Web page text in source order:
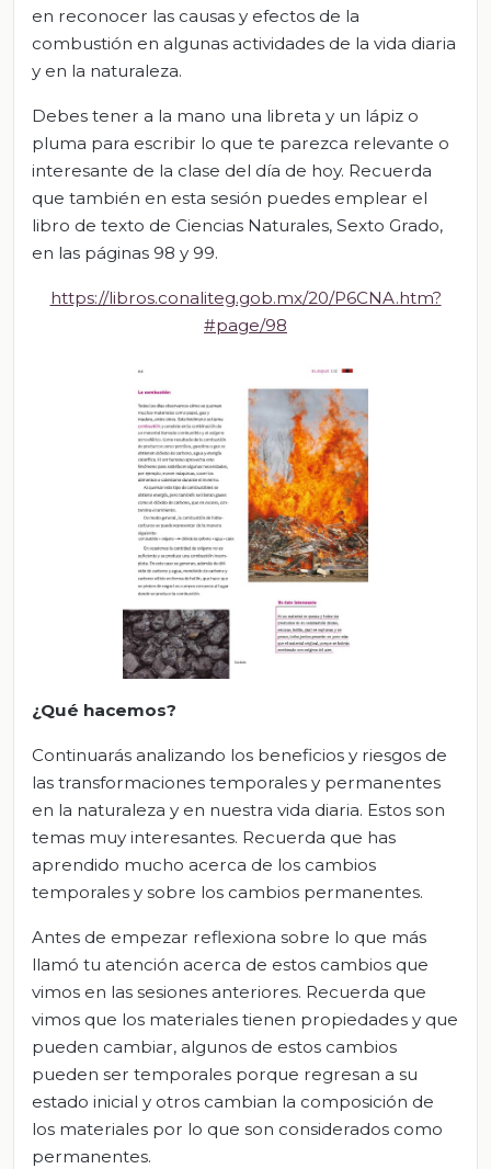
en reconocer las causas y efectos de la
combustión en algunas actividades de la vida diaria
y en la naturaleza.
Debes tener a la mano una libreta y un lápiz o
pluma para escribir lo que te parezca relevante o
interesante de la clase del día de hoy. Recuerda
que también en esta sesión puedes emplear el
libro de texto de Ciencias Naturales, Sexto Grado,
en las páginas 98 y 99.
https://libros.conaliteg.gob.mx/20/P6CNA.htm?
#page/98
¿Qué hacemos?
Continuarás analizando los beneficios y riesgos de
las transformaciones temporales y permanentes
en la naturaleza y en nuestra vida diaria. Estos son
temas muy interesantes. Recuerda que has
aprendido mucho acerca de los cambios
temporales y sobre los cambios permanentes.
Antes de empezar reflexiona sobre lo que más
llamó tu atención acerca de estos cambios que
vimos en las sesiones anteriores. Recuerda que
vimos que los materiales tienen propiedades y que
pueden cambiar, algunos de estos cambios
pueden ser temporales porque regresan a su
estado inicial y otros cambian la composición de
los materiales por lo que son considerados como
permanentes.